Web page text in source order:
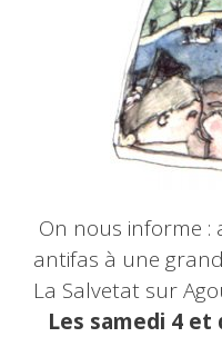
On nous informe :
antifas à une
La Salvetat sur
Les samedi 4 et